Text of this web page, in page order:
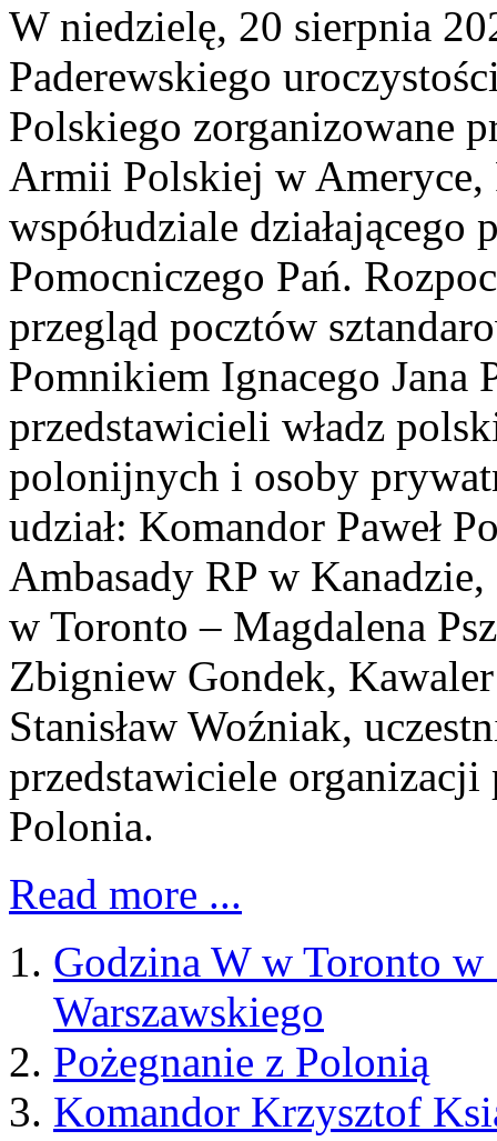
W niedzielę, 20 sierpnia
Paderewskiego
Polskiego zorganizowane
Armii Polskiej w Ameryce,
współudziale
Pomocniczego Pań.
przegląd pocztów
Pomnikiem Ignacego Jana
przedstawicieli władz
polonijnych i osoby
udział: Komandor Paweł
Ambasady RP w
w Toronto – Magdalena
Zbigniew Gondek,
Stanisław Woźniak,
przedstawiciele
Polonia.
Read more ...
Godzina W w Toronto w
Warszawskiego
Pożegnanie z Polonią
Komandor Krzysztof